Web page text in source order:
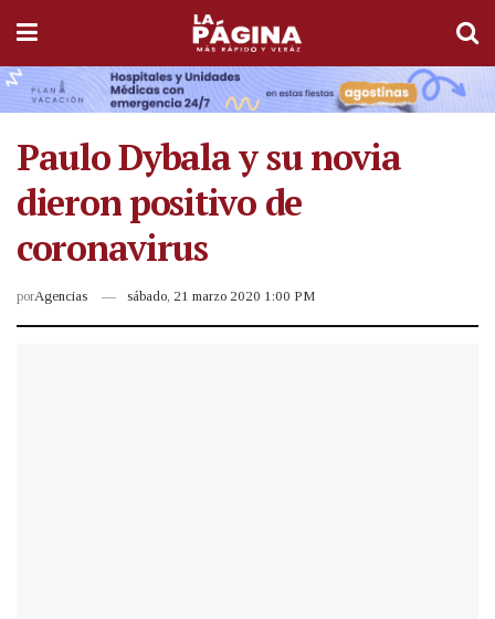
Paulo Dybala y su novia
dieron positivo de
coronavirus
porAgencias sábado, 21 marzo 2020 1:00 PM